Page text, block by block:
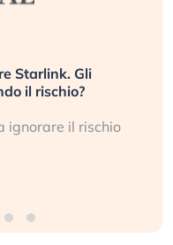
Starlink. Gli
il rischio?
ignorare il rischio